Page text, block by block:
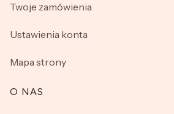
Twoje zamówienia
Ustawienia konta
Mapa strony
O NAS